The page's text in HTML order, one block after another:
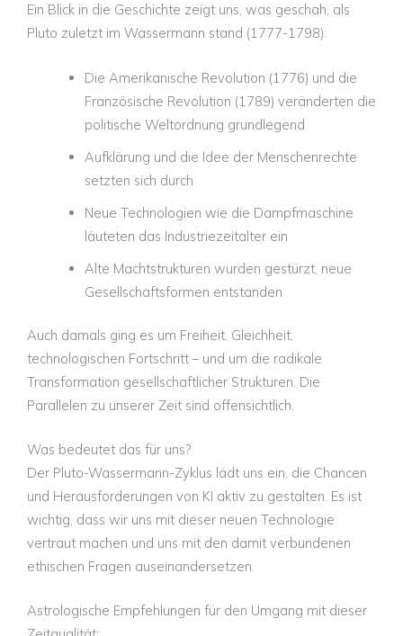
Ein Blick in die Geschichte zeigt uns, was geschah, als
Pluto zuletzt im Wassermann stand (1777-1798):
Die Amerikanische Revolution (1776) und die
Französische Revolution (1789) veränderten die
politische Weltordnung grundlegend
Aufklärung und die Idee der Menschenrechte
setzten sich durch
Neue Technologien wie die Dampfmaschine
läuteten das Industriezeitalter ein
Alte Machtstrukturen wurden gestürzt, neue
Gesellschaftsformen entstanden
Auch damals ging es um Freiheit, Gleichheit,
technologischen Fortschritt – und um die radikale
Transformation gesellschaftlicher Strukturen. Die
Parallelen zu unserer Zeit sind offensichtlich.
Was bedeutet das für uns?
Der Pluto-Wassermann-Zyklus lädt uns ein, die Chancen
und Herausforderungen von KI aktiv zu gestalten. Es ist
wichtig, dass wir uns mit dieser neuen Technologie
vertraut machen und uns mit den damit verbundenen
ethischen Fragen auseinandersetzen.
Astrologische Empfehlungen für den Umgang mit dieser